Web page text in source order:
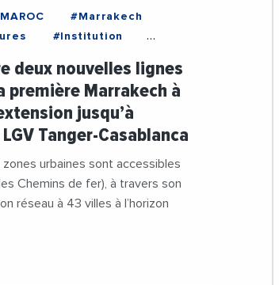
#Marrakech
#Institution
deux nouvelles lignes
première Marrakech à
jusqu’à
Tanger-Casablanca
urbaines sont accessibles
Chemins de fer), à travers son
réseau à 43 villes à l’horizon